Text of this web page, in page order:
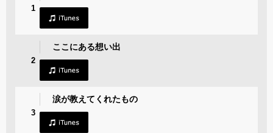
1
2
ここにある想い出
3
涙が教えてくれたもの